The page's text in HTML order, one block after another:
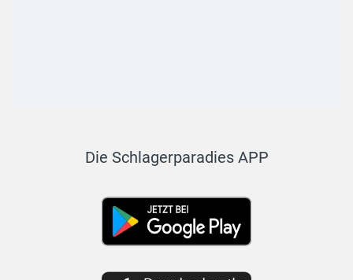
Die Schlagerparadies APP